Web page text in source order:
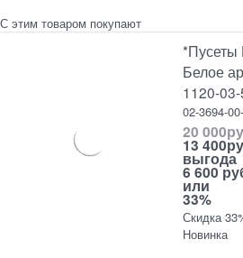
С этим товаром покупают
*Пусеты
Белое
1120-
02-3694-
20 000
13 400
выгода
6 600
или
33%
Скидка
Новинка